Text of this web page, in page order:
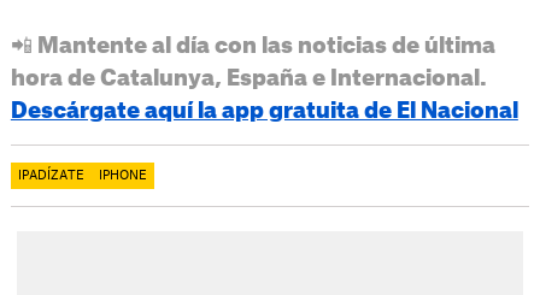
📲 Mantente al día con las noticias de última
hora de Catalunya, España e Internacional.
Descárgate aquí la app gratuita de El Nacional
IPADÍZATE IPHONE